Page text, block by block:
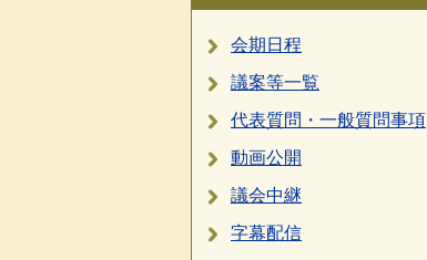
会期日程
議案等一覧
代表質問・一般質問事項
動画公開
議会中継
字幕配信